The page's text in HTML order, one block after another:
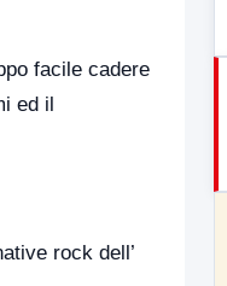
facile cadere
ed il
rock dell’